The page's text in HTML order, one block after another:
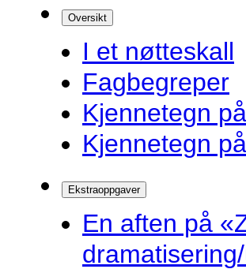
Oversikt
I et nøtteskall
Fagbegreper
Kjennetegn
Kjennetegn
Ekstraoppgaver
En aften på